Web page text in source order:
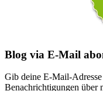
Blog via E-Mail
Gib deine E-Mail-
Benachrichtigungen über